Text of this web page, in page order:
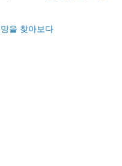
을 찾아보다